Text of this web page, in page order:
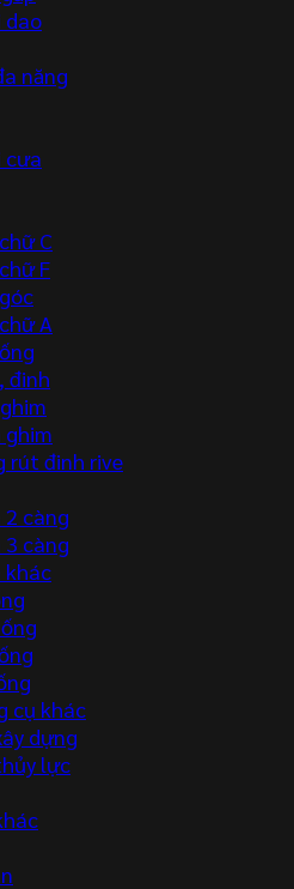
dao
năng
cưa
C
F
A
đinh
rút đinh rive
2 càng
3 càng
khác
cụ khác
dựng
lực